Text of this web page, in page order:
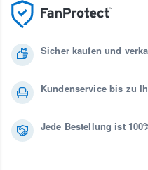
Sicher kaufen und
Kundenservice bis zu
Jede Bestellung ist